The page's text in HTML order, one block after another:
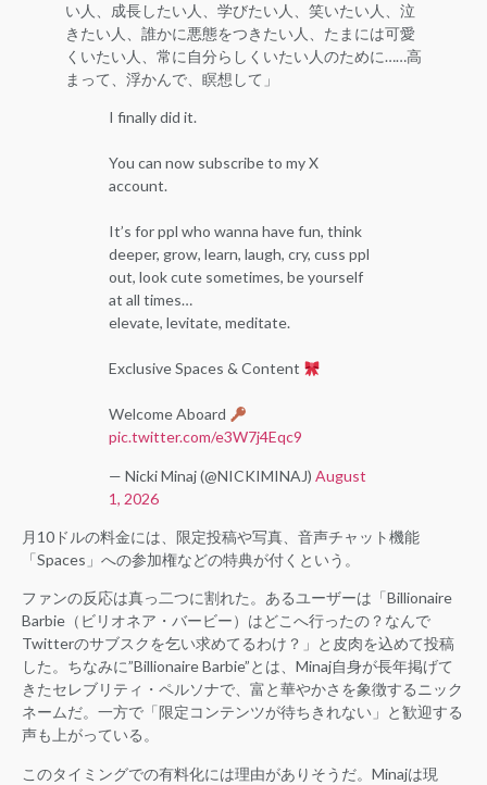
い人、成長したい人、学びたい人、笑いたい人、泣
きたい人、誰かに悪態をつきたい人、たまには可愛
くいたい人、常に自分らしくいたい人のために……高
まって、浮かんで、瞑想して」
I finally did it.
You can now subscribe to my X
account.
It’s for ppl who wanna have fun, think
deeper, grow, learn, laugh, cry, cuss ppl
out, look cute sometimes, be yourself
at all times…
elevate, levitate, meditate.
Exclusive Spaces & Content
Welcome Aboard
pic.twitter.com/e3W7j4Eqc9
— Nicki Minaj (@NICKIMINAJ) August
1, 2026
月10ドルの料金には、限定投稿や写真、音声チャット機能
「Spaces」への参加権などの特典が付くという。
ファンの反応は真っ二つに割れた。あるユーザーは「Billionaire
Barbie（ビリオネア・バービー）はどこへ行ったの？なんで
Twitterのサブスクを乞い求めてるわけ？」と皮肉を込めて投稿
した。ちなみに”Billionaire Barbie”とは、Minaj自身が長年掲げて
きたセレブリティ・ペルソナで、富と華やかさを象徴するニック
ネームだ。一方で「限定コンテンツが待ちきれない」と歓迎する
声も上がっている。
このタイミングでの有料化には理由がありそうだ。Minajは現